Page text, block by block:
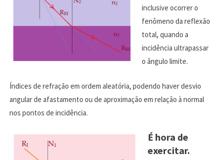
inclusive ocorrer o
fenômeno da reflexão
total, quando a
incidência ultrapassar
o ângulo limite.
Índices de refração em ordem aleatória, podendo haver desvio
angular de afastamento ou de aproximação em relação à normal
nos pontos de incidência.
É hora de
exercitar.